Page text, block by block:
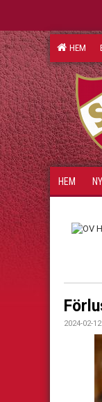
HEM
HEM
2024-02-